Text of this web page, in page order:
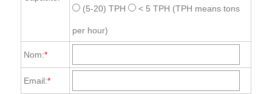
(5-20) TPH < 5 TPH (TPH means tons
per hour)
Nom:*
Email:*